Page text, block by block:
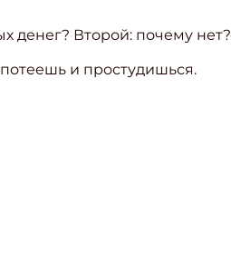
денег? Второй: почему нет?
и простудишься.